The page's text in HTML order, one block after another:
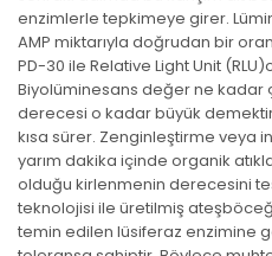
enzimlerle tepkimeye girer.
AMP miktarıyla doğrudan bir
PD-30 ile Relative Light Unit
Biyolüminesans değer ne kadar
derecesi o kadar büyük
kısa sürer. Zenginleştirme veya
yarım dakika içinde organik
olduğu kirlenmenin derecesini
teknolojisi ile üretilmiş
temin edilen lüsiferaz enzimine